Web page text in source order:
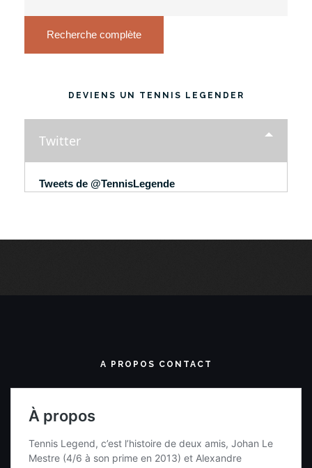
Recherche complète
DEVIENS UN TENNIS LEGENDER
Twitter
Tweets de @TennisLegende
A PROPOS CONTACT